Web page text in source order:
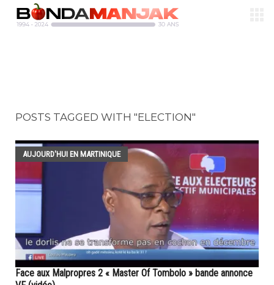
POSTS TAGGED WITH "ELECTION"
AUJOURD'HUI EN MARTINIQUE
Face aux Malpropres 2 « Master Of Tombolo » bande annonce